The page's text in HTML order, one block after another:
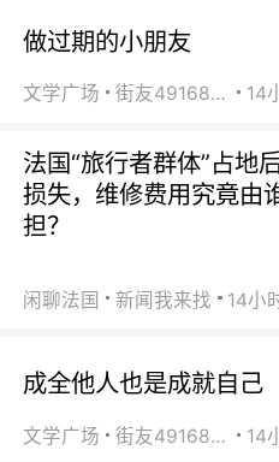
做过期的小朋友
文学广场 街友49168527 14
法国“旅行者群体”占地
损失，维修费用究竟由
担？
闲聊法国 新闻我来找 14小
成全他人也是成就自己
文学广场 街友49168527 14